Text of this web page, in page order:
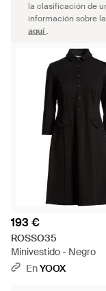
la clasificación de
información sobre
aquí.
193 €
ROSSO35
Minivestido - Negro
EnYOOX